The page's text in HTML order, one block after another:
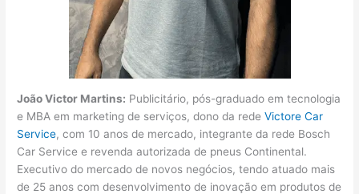
João Victor Martins: Publicitário, pós-graduado em tecnologia
e MBA em marketing de serviços, dono da redeVictore Car
Service, com 10 anos de mercado, integrante da rede Bosch
Car Service e revenda autorizada de pneus Continental.
Executivo do mercado de novos negócios, tendo atuado mais
de 25 anos com desenvolvimento de inovação em produtos de